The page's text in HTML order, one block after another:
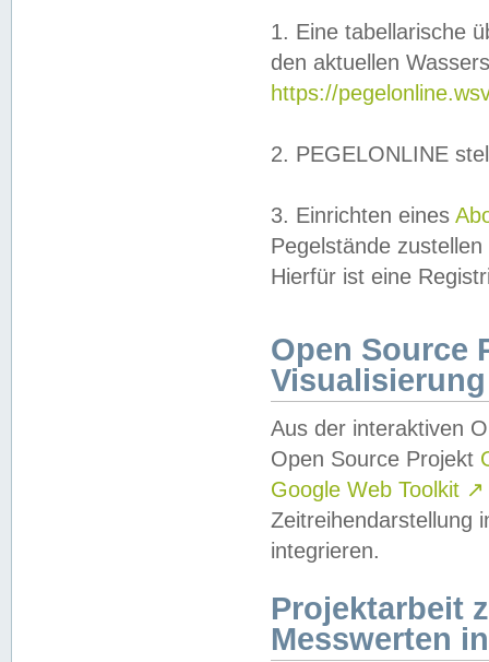
1. Eine tabellarische
den aktuellen
https://
2. PEGELONLINE
3. Einrichten eines
Pegelstände
Hierfür ist eine
Open Source
Visualisierung
Aus der interaktiven
Open Source Projekt
Google Web Toolkit ↗
Zeitreihendarstellung
integrieren.
Projektarbeit
Messwerten